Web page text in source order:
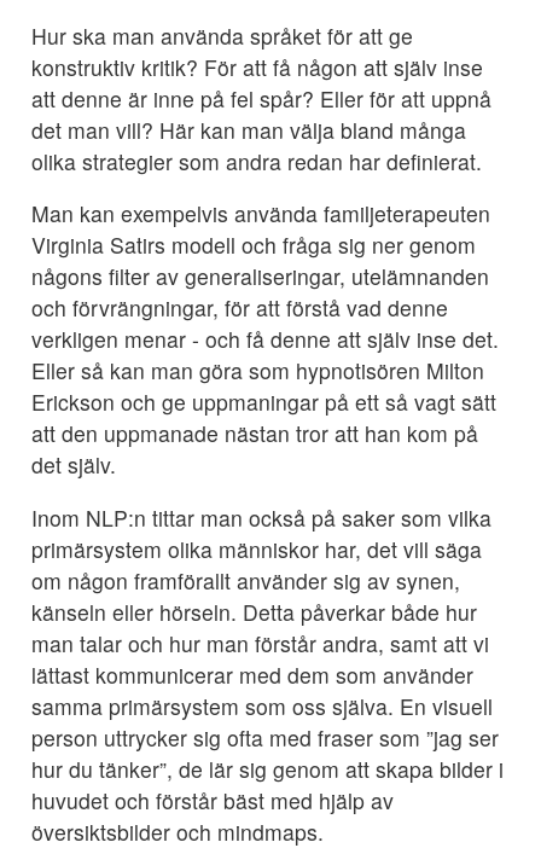
Hur ska man använda språket för att ge
konstruktiv kritik? För att få någon att själv inse
att denne är inne på fel spår? Eller för att uppnå
det man vill? Här kan man välja bland många
olika strategier som andra redan har definierat.
Man kan exempelvis använda familjeterapeuten
Virginia Satirs modell och fråga sig ner genom
någons filter av generaliseringar, utelämnanden
och förvrängningar, för att förstå vad denne
verkligen menar - och få denne att själv inse det.
Eller så kan man göra som hypnotisören Milton
Erickson och ge uppmaningar på ett så vagt sätt
att den uppmanade nästan tror att han kom på
det själv.
Inom NLP:n tittar man också på saker som vilka
primärsystem olika människor har, det vill säga
om någon framförallt använder sig av synen,
känseln eller hörseln. Detta påverkar både hur
man talar och hur man förstår andra, samt att vi
lättast kommunicerar med dem som använder
samma primärsystem som oss själva. En visuell
person uttrycker sig ofta med fraser som ”jag ser
hur du tänker”, de lär sig genom att skapa bilder i
huvudet och förstår bäst med hjälp av
översiktsbilder och mindmaps.